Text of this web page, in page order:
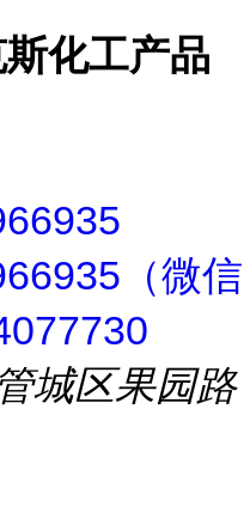
化工产品
（微信
城区果园路